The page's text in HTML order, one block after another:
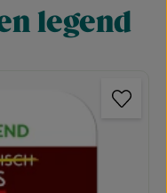
legend